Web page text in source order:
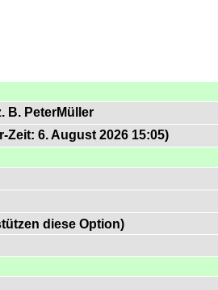
B. PeterMüller
Zeit: 6. August 2026 15:05)
diese Option)